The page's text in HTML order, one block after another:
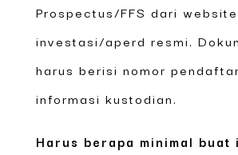
Prospectus/FFS dari
investasi/aperd resmi.
harus berisi nomor
informasi kustodian.
Harus berapa minimal buat